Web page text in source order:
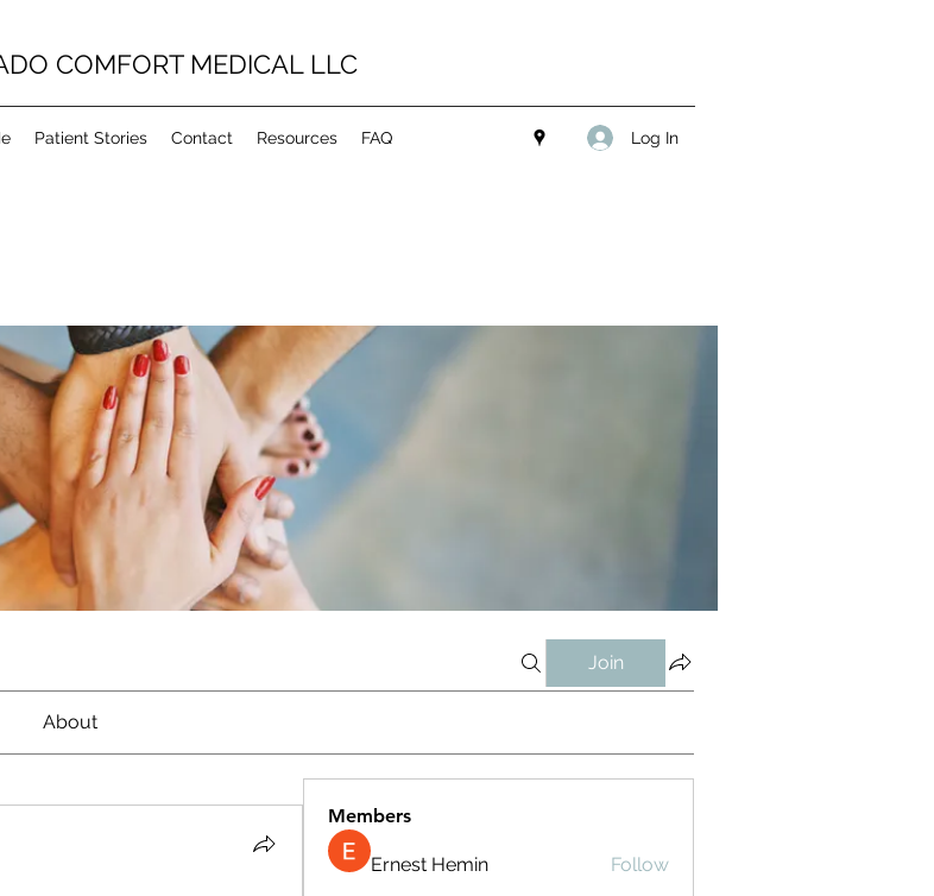
COMFORT MEDICAL LLC
Patient Stories Contact Resources FAQ Log In
Join
About
Members
Ernest Hemin Follow